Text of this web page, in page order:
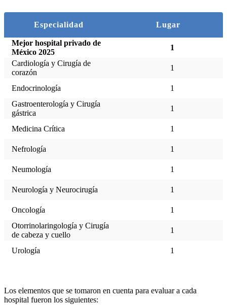
Especialidad Lugar
Mejor hospital privado de
México 2025
1
Cardiología y Cirugía de
corazón
1
Endocrinología
1
Gastroenterología y Cirugía
gástrica
1
Medicina Crítica 1
Nefrología 1
Neumología 1
Neurología y Neurocirugía 1
Oncología
1
Otorrinolaringología y Cirugía
de cabeza y cuello
1
Urología 1
Los elementos que se tomaron en cuenta para evaluar a cada
hospital fueron los siguientes: